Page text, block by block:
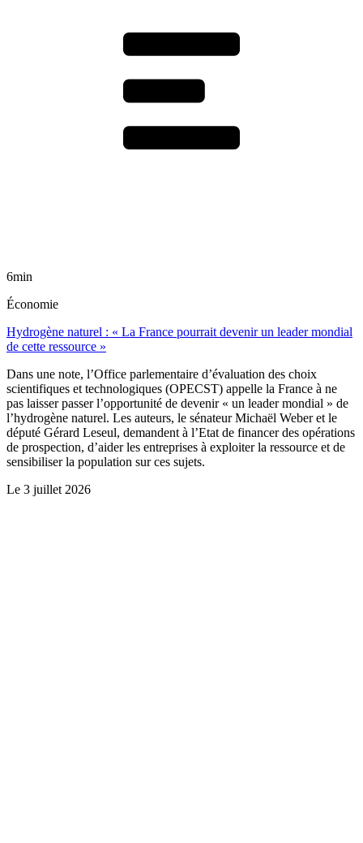
6min
Économie
Hydrogène naturel : « La France pourrait devenir un leader mondial
de cette ressource »
Dans une note, l’Office parlementaire d’évaluation des choix
scientifiques et technologiques (OPECST) appelle la France à ne
pas laisser passer l’opportunité de devenir « un leader mondial » de
l’hydrogène naturel. Les auteurs, le sénateur Michaël Weber et le
député Gérard Leseul, demandent à l’Etat de financer des opérations
de prospection, d’aider les entreprises à exploiter la ressource et de
sensibiliser la population sur ces sujets.
Le 3 juillet 2026